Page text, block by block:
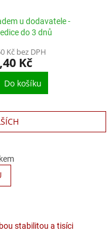
u dodavatele -
do 3 dnů
Kč bez DPH
Kč
Do košíku
stabilitou a tisíci